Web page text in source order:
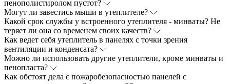
пенополистиролом пустот?
Могут ли завестись мыши в утеплителе?
Какой срок службы у встроенного утеплителя - минваты? Не
теряет ли она со временем своих качеств?
Как ведет себя утеплитель в панелях с точки зрения
вентиляции и конденсата?
Можно ли использовать другие утеплители, кроме минваты и
пенопласта?
Как обстоят дела с пожаробезопасностью панелей с